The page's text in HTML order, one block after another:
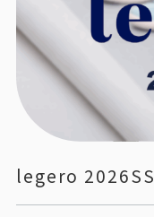
legero 2026SS